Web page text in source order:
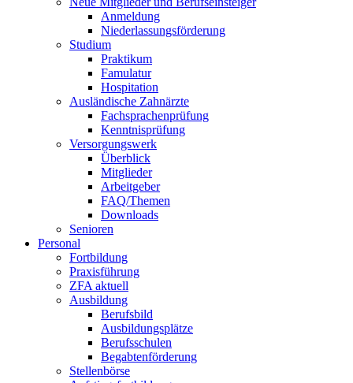
Anmeldung
Niederlassungsförderung
Studium
Praktikum
Famulatur
Hospitation
Ausländische Zahnärzte
Fachsprachenprüfung
Kenntnisprüfung
Versorgungswerk
Überblick
Mitglieder
Arbeitgeber
FAQ/Themen
Downloads
Senioren
Personal
Fortbildung
Praxisführung
ZFA aktuell
Ausbildung
Berufsbild
Ausbildungsplätze
Berufsschulen
Begabtenförderung
Stellenbörse